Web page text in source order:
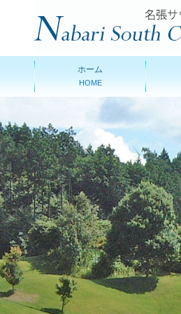
ホーム
HOME